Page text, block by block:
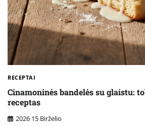
RECEPTAI
Cinamoninės bandelės su glaistu:
receptas
2026 15 Birželio